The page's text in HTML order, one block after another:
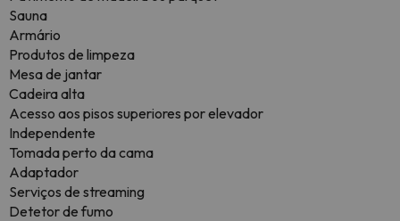
Sauna
Armário
Produtos de limpeza
Mesa de jantar
Cadeira alta
Acesso aos pisos superiores por elevador
Independente
Tomada perto da cama
Adaptador
Serviços de streaming
Detetor de fumo